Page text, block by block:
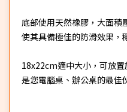
底部使用天然橡膠，大面積
使其具備極佳的防滑效果，
18x22cm適中大小，可放
是您電腦桌、辦公桌的最佳